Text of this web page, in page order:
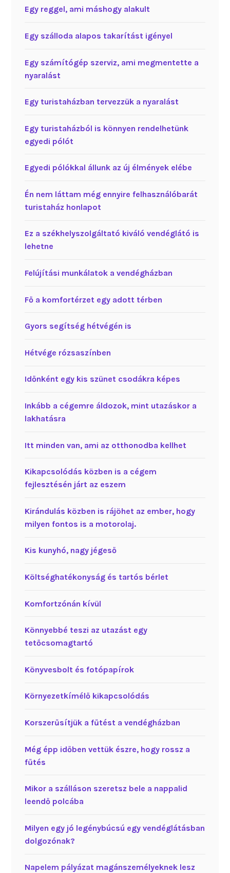
Egy reggel, ami máshogy alakult
Egy szálloda alapos takarítást igényel
Egy számítógép szerviz, ami megmentette a
nyaralást
Egy turistaházban tervezzük a nyaralást
Egy turistaházból is könnyen rendelhetünk
egyedi pólót
Egyedi pólókkal állunk az új élmények elébe
Én nem láttam még ennyire felhasználóbarát
turistaház honlapot
Ez a székhelyszolgáltató kiváló vendéglátó is
lehetne
Felújítási munkálatok a vendégházban
Fő a komfortérzet egy adott térben
Gyors segítség hétvégén is
Hétvége rózsaszínben
Időnként egy kis szünet csodákra képes
Inkább a cégemre áldozok, mint utazáskor a
lakhatásra
Itt minden van, ami az otthonodba kellhet
Kikapcsolódás közben is a cégem
fejlesztésén járt az eszem
Kirándulás közben is rájöhet az ember, hogy
milyen fontos is a motorolaj.
Kis kunyhó, nagy jégeső
Költséghatékonyság és tartós bérlet
Komfortzónán kívül
Könnyebbé teszi az utazást egy
tetőcsomagtartó
Könyvesbolt és fotópapírok
Környezetkímélő kikapcsolódás
Korszerűsítjük a fűtést a vendégházban
Még épp időben vettük észre, hogy rossz a
fűtés
Mikor a szálláson szeretsz bele a nappalid
leendő polcába
Milyen egy jó legénybúcsú egy vendéglátásban
dolgozónak?
Napelem pályázat magánszemélyeknek lesz